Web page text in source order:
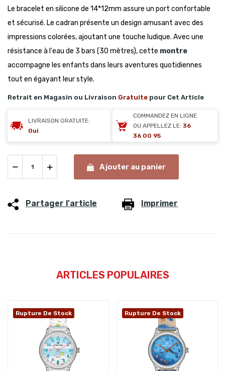
Le bracelet en silicone de 14*12mm assure un port confortable
et sécurisé. Le cadran présente un design amusant avec des
impressions colorées, ajoutant une touche ludique. Avec une
résistance à l'eau de 3 bars (30 mètres), cette montre
accompagne les enfants dans leurs aventures quotidiennes
tout en égayant leur style.
Retrait en Magasin ou Livraison Gratuite pour Cet Article
LIVRAISON GRATUITE:
Oui
COMMANDEZ EN LIGNE
OU APPELLEZ LE: 36
36 00 95
Ajouter au panier
Partager l'article Imprimer
ARTICLES POPULAIRES
Rupture De Stock Rupture De Stock